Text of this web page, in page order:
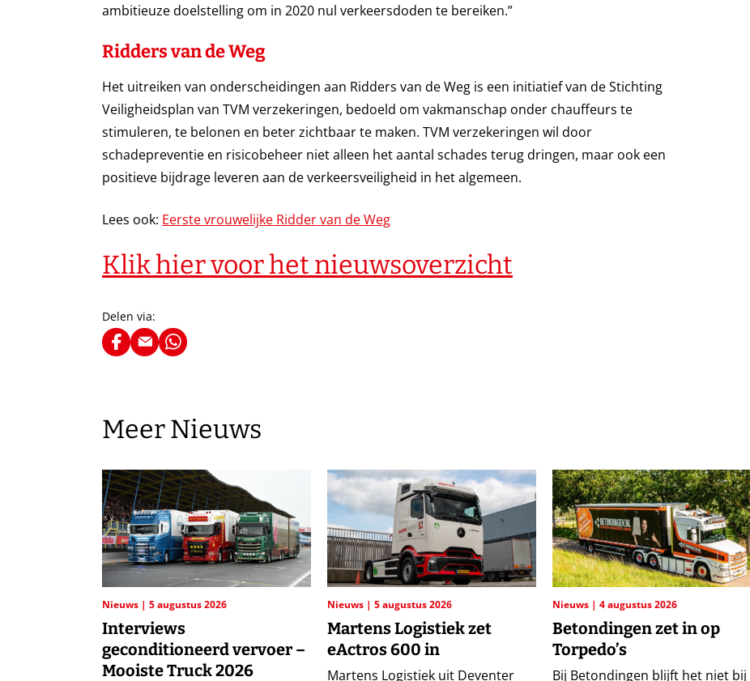
ambitieuze doelstelling om in 2020 nul verkeersdoden te bereiken.”
Ridders van de Weg
Het uitreiken van onderscheidingen aan Ridders van de Weg is een initiatief van de Stichting
Veiligheidsplan van TVM verzekeringen, bedoeld om vakmanschap onder chauffeurs te
stimuleren, te belonen en beter zichtbaar te maken. TVM verzekeringen wil door
schadepreventie en risicobeheer niet alleen het aantal schades terug dringen, maar ook een
positieve bijdrage leveren aan de verkeersveiligheid in het algemeen.
Lees ook: Eerste vrouwelijke Ridder van de Weg
Klik hier voor het nieuwsoverzicht
Delen via:
Meer Nieuws
Nieuws 5 augustus 2026
Interviews
geconditioneerd vervoer –
Mooiste Truck 2026
Nieuws 5 augustus 2026
Martens Logistiek zet
eActros 600 in
Martens Logistiek uit Deventer
Nieuws 4 augustus 2026
Betondingen zet in op
Torpedo’s
Bij Betondingen blijft het niet bij